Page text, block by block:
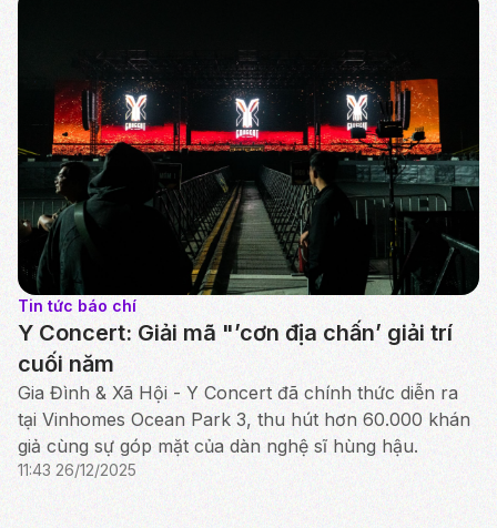
Tin tức báo chí
Y Concert: Giải mã "’cơn địa chấn’ giải trí
cuối năm
Gia Đình & Xã Hội - Y Concert đã chính thức diễn ra
tại Vinhomes Ocean Park 3, thu hút hơn 60.000 khán
giả cùng sự góp mặt của dàn nghệ sĩ hùng hậu.
11:43 26/12/2025